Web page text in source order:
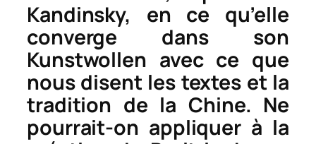
Kandinsky, en ce qu’elle
converge dans son
Kunstwollen avec ce que
nous disent les textes et la
tradition de la Chine. Ne
pourrait-on appliquer à la